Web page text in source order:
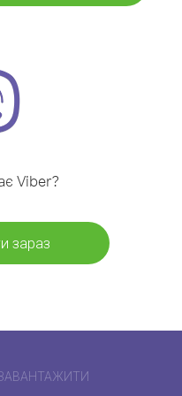
Viber?
зараз